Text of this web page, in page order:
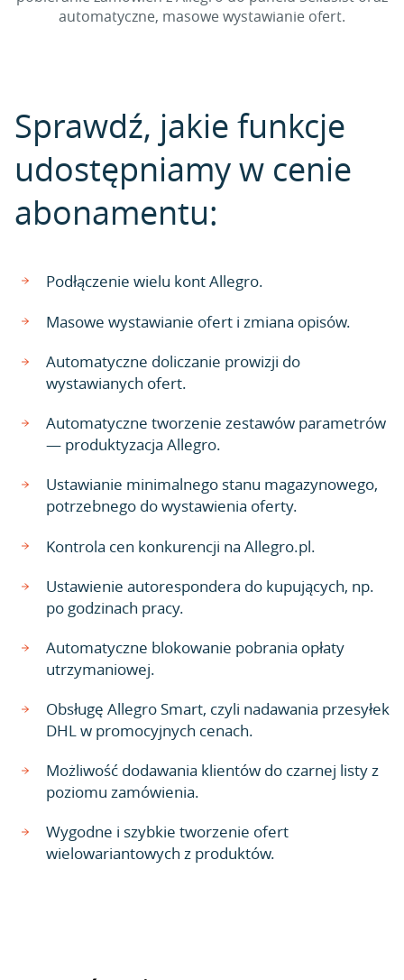
automatyczne, masowe wystawianie ofert.
Sprawdź, jakie funkcje
udostępniamy w cenie
abonamentu:
Podłączenie wielu kont Allegro.
Masowe wystawianie ofert i zmiana opisów.
Automatyczne doliczanie prowizji do
wystawianych ofert.
Automatyczne tworzenie zestawów parametrów
— produktyzacja Allegro.
Ustawianie minimalnego stanu magazynowego,
potrzebnego do wystawienia oferty.
Kontrola cen konkurencji na Allegro.pl.
Ustawienie autorespondera do kupujących, np.
po godzinach pracy.
Automatyczne blokowanie pobrania opłaty
utrzymaniowej.
Obsługę Allegro Smart, czyli nadawania przesyłek
DHL w promocyjnych cenach.
Możliwość dodawania klientów do czarnej listy z
poziomu zamówienia.
Wygodne i szybkie tworzenie ofert
wielowariantowych z produktów.